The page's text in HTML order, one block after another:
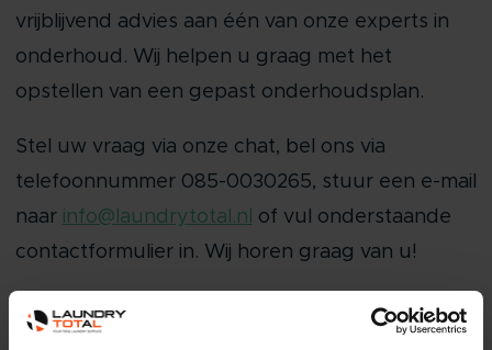
vrijblijvend advies aan één van onze experts in
onderhoud. Wij helpen u graag met het
opstellen van een gepast onderhoudsplan.
Stel uw vraag via onze chat, bel ons via
telefoonnummer 085-0030265, stuur een e-mail
naar info@laundrytotal.nl
of vul onderstaande
contactformulier in. Wij horen graag van u!